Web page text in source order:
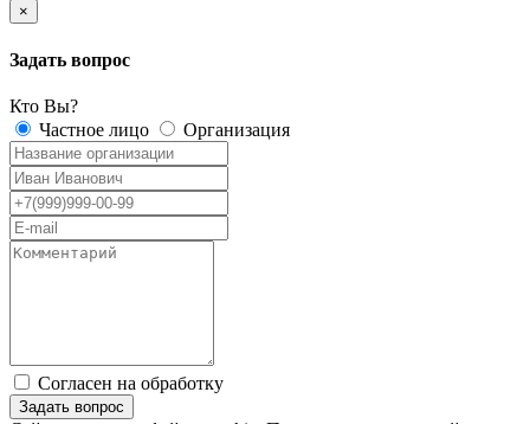
×
Задать вопрос
Кто Вы?
Частное лицо
Организация
Согласен на обработку